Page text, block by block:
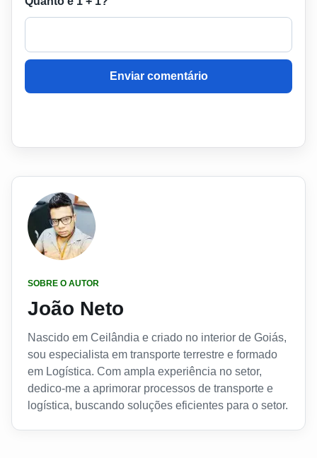
Enviar comentário
SOBRE O AUTOR
João Neto
Nascido em Ceilândia e criado no interior de Goiás,
sou especialista em transporte terrestre e formado
em Logística. Com ampla experiência no setor,
dedico-me a aprimorar processos de transporte e
logística, buscando soluções eficientes para o setor.